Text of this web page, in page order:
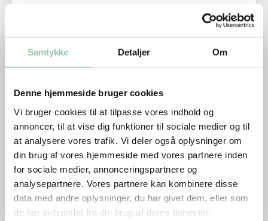
Samtykke Detaljer Om
Denne hjemmeside bruger cookies
Vi bruger cookies til at tilpasse vores indhold og
annoncer, til at vise dig funktioner til sociale medier og til
at analysere vores trafik. Vi deler også oplysninger om
din brug af vores hjemmeside med vores partnere inden
for sociale medier, annonceringspartnere og
analysepartnere. Vores partnere kan kombinere disse
data med andre oplysninger, du har givet dem, eller som
de har indsamlet fra din brug af deres tjenester.
Læs mere om Lær pastinakken at kende
Lær pastinakken at kende